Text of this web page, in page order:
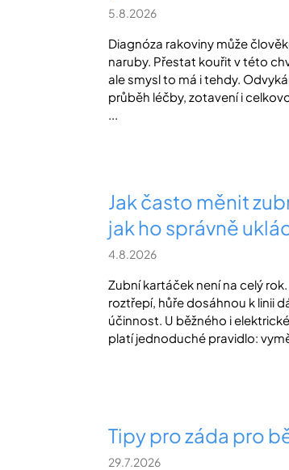
5.8.2026
Diagnóza rakoviny může
naruby. Přestat kouřit v této
ale smysl to má i tehdy.
průběh léčby, zotavení i
...
Jak často měnit
jak ho správně
4.8.2026
Zubní kartáček není na celý
roztřepí, hůře dosáhnou k linii
účinnost. U běžného i
platí jednoduché pravidlo:
Tipy pro záda pro
29.7.2026